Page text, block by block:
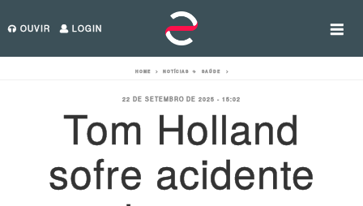
OUVIR LOGIN
HOME > NOTÍCIAS > SAÚDE >
22 DE SETEMBRO DE 2025 - 15:02
Tom Holland
sofre acidente